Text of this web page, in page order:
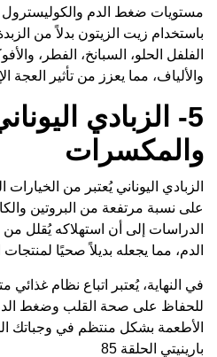
مستويات ضغط الدم
باستخدام زيت الزيتون بدلاً من
الفلفل الحلو، السبانخ، الفطر،
والألياف، مما يعزز من تأثير
5- الزبادي
والمكسرات
الزبادي اليوناني يُعتبر من
على نسبة مرتفعة من البروتين
الدراسات إلى أن استهلاكه يُقلل
الدم، مما يجعله بديلاً صحيًا لمنتجات
في النهاية، يُعتبر اتباع نظام غذائي
للحفاظ على صحة القلب وضغط الدم.
الأطعمة بشكل منتظم في وجباتك
بارينيتي الحلقة 85